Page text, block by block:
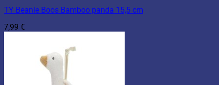
TY Beanie Boos Bamboo panda 15,5 cm
7,99 €